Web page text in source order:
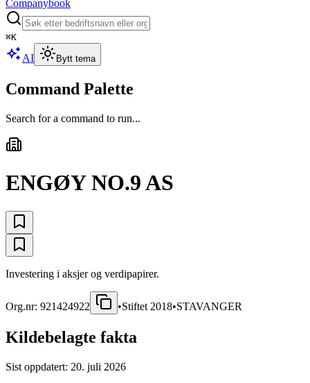
Companybook
⌘K
AI Bytt tema
Command Palette
Search for a command to run...
ENGØY NO.9 AS
Investering i aksjer og verdipapirer.
Org.nr: 921424922 •Stiftet 2018•STAVANGER
Kildebelagte fakta
Sist oppdatert: 20. juli 2026